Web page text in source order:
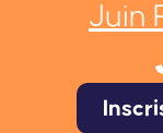
Juin